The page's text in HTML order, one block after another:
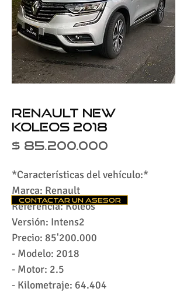
Renault New
Koleos 2018
$ 85.200.000
*Características del vehículo:*
Marca: Renault
Referencia: Koleos
Versión: Intens2
Precio: 85'200.000
- Modelo: 2018
- Motor: 2.5
- Kilometraje: 64.404
Contactar un asesor